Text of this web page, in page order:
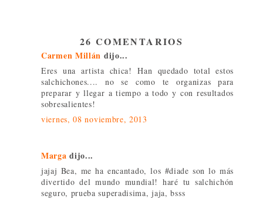
26 COMENTARIOS
Carmen Millán dijo...
Eres una artista chica! Han quedado total estos
salchichones.... no se como te organizas para
preparar y llegar a tiempo a todo y con resultados
sobresalientes!
viernes, 08 noviembre, 2013
Marga dijo...
jajaj Bea, me ha encantado, los #diade son lo más
divertido del mundo mundial! haré tu salchichón
seguro, prueba superadisima, jaja, bsss